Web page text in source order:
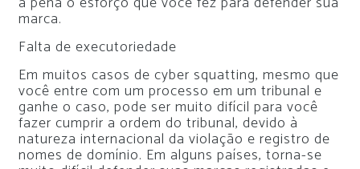
marca.
Falta de executoriedade
Em muitos casos de cyber squatting, mesmo que
você entre com um processo em um tribunal e
ganhe o caso, pode ser muito difícil para você
fazer cumprir a ordem do tribunal, devido à
natureza internacional da violação e registro de
nomes de domínio. Em alguns países, torna-se